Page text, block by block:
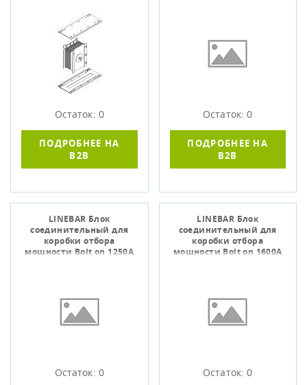
Остаток: 0
ПОДРОБНЕЕ НА
B2B
Остаток: 0
ПОДРОБНЕЕ НА
B2B
LINEBAR Блок
соединительный для
коробки отбора
мощности Bolt on 1250А
Остаток: 0
LINEBAR Блок
соединительный для
коробки отбора
мощности Bolt on 1600А
Остаток: 0